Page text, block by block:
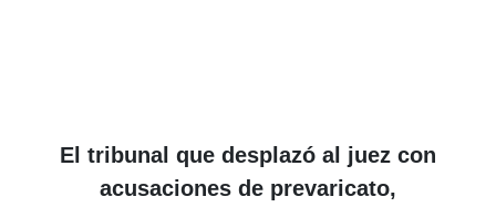
El tribunal que desplazó al juez con
acusaciones de prevaricato,